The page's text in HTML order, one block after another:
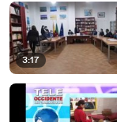
3:17